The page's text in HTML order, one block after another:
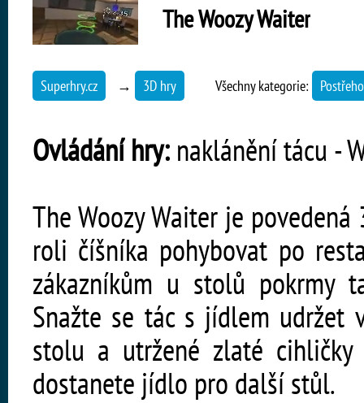
The Woozy Waiter
Superhry.cz → 3D hry Všechny kategorie:
Ovládání hry: naklánění tácu -
The Woozy Waiter je
roli číšníka pohybovat po
zákazníkům u stolů pokrmy
Snažte se tác s jídlem udržet
stolu a utržené zlaté
dostanete jídlo pro další stůl.